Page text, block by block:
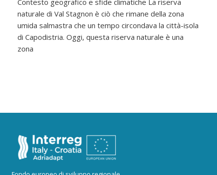
Contesto geografico e sfide climatiche La riserva
naturale di Val Stagnon è ciò che rimane della zona
umida salmastra che un tempo circondava la città-isola
di Capodistria. Oggi, questa riserva naturale è una
zona